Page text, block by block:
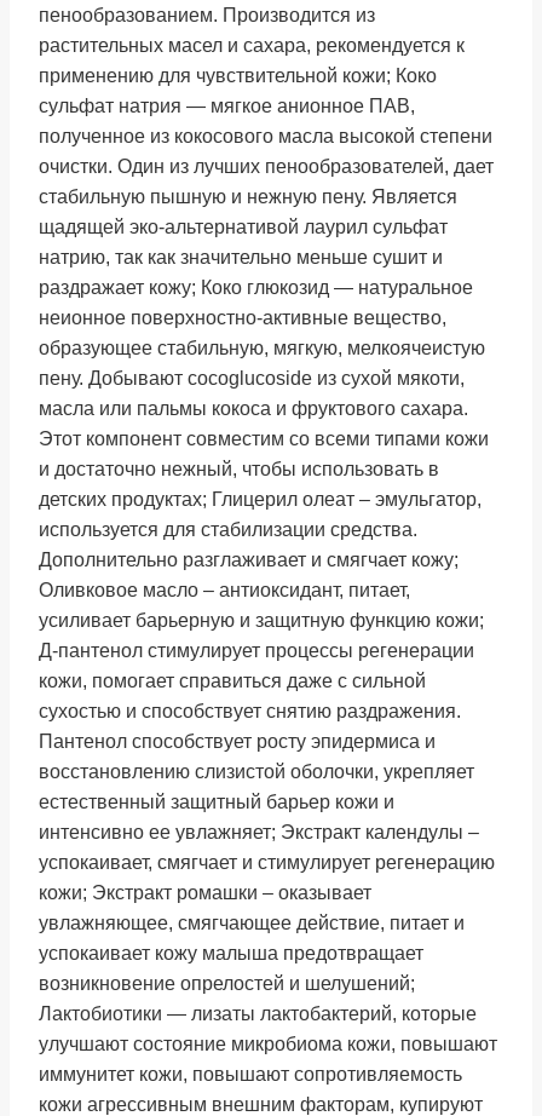
пенообразованием. Производится из
растительных масел и сахара, рекомендуется к
применению для чувствительной кожи; Коко
сульфат натрия — мягкое анионное ПАВ,
полученное из кокосового масла высокой степени
очистки. Один из лучших пенообразователей, дает
стабильную пышную и нежную пену. Является
щадящей эко-альтернативой лаурил сульфат
натрию, так как значительно меньше сушит и
раздражает кожу; Коко глюкозид — натуральное
неионное поверхностно-активные вещество,
образующее стабильную, мягкую, мелкоячеистую
пену. Добывают cocoglucoside из сухой мякоти,
масла или пальмы кокоса и фруктового сахара.
Этот компонент совместим со всеми типами кожи
и достаточно нежный, чтобы использовать в
детских продуктах; Глицерил олеат – эмульгатор,
используется для стабилизации средства.
Дополнительно разглаживает и смягчает кожу;
Оливковое масло – антиоксидант, питает,
усиливает барьерную и защитную функцию кожи;
Д-пантенол стимулирует процессы регенерации
кожи, помогает справиться даже с сильной
сухостью и способствует снятию раздражения.
Пантенол способствует росту эпидермиса и
восстановлению слизистой оболочки, укрепляет
естественный защитный барьер кожи и
интенсивно ее увлажняет; Экстракт календулы –
успокаивает, смягчает и стимулирует регенерацию
кожи; Экстракт ромашки – оказывает
увлажняющее, смягчающее действие, питает и
успокаивает кожу малыша предотвращает
возникновение опрелостей и шелушений;
Лактобиотики — лизаты лактобактерий, которые
улучшают состояние микробиома кожи, повышают
иммунитет кожи, повышают сопротивляемость
кожи агрессивным внешним факторам, купируют